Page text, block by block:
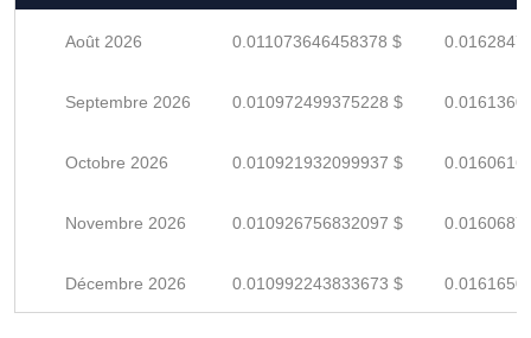
Août 2026 0.011073646458378 $
Septembre 2026 0.010972499375228 $
Octobre 2026 0.010921932099937 $
Novembre 2026 0.010926756832097 $
Décembre 2026 0.010992243833673 $